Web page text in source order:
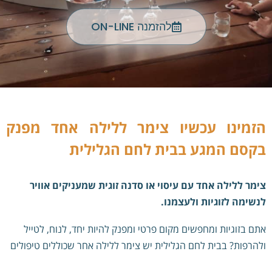
להזמנה ON-LINE
הזמינו עכשיו צימר ללילה אחד מפנק
בקסם המגע בבית לחם הגלילית
צימר ללילה אחד עם עיסוי או סדנה זוגית שמעניקים אוויר
לנשימה לזוגיות ולעצמנו.
אתם בזוגיות ומחפשים מקום פרטי ומפנק להיות יחד, לנוח, לטייל
ולהרפות? בבית לחם הגלילית יש צימר ללילה אחר שכוללים טיפולים